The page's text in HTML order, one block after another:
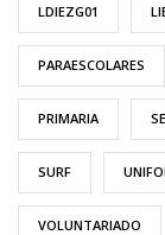
LDIEZG01
PARAESCOLARES
PRIMARIA
SURF
VOLUNTARIADO